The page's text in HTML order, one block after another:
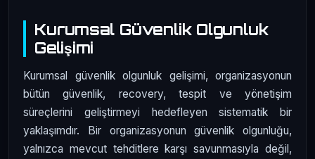
Kurumsal Güvenlik Olgunluk
Gelişimi
Kurumsal güvenlik olgunluk gelişimi, organizasyonun
bütün güvenlik, recovery, tespit ve yönetişim
süreçlerini geliştirmeyi hedefleyen sistematik bir
yaklaşımdır. Bir organizasyonun güvenlik olgunluğu,
yalnızca mevcut tehditlere karşı savunmasıyla değil,